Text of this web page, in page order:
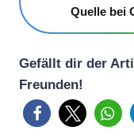
Quelle bei
Gefällt dir der
Freunden!